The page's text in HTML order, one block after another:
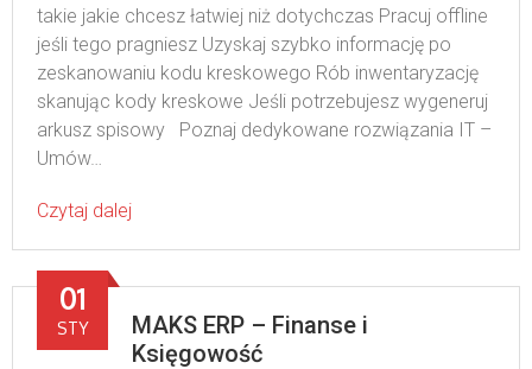
takie jakie chcesz łatwiej niż dotychczas Pracuj offline
jeśli tego pragniesz Uzyskaj szybko informację po
zeskanowaniu kodu kreskowego Rób inwentaryzację
skanując kody kreskowe Jeśli potrzebujesz wygeneruj
arkusz spisowy Poznaj dedykowane rozwiązania IT –
Umów…
Czytaj dalej
MAKS ERP – Finanse i
Księgowość
01
STY